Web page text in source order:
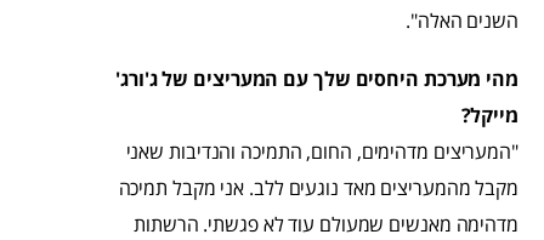
השנים האלה".
מהי מערכת היחסים שלך עם המעריצים של ג'ורג'
מייקל?
"המעריצים מדהימים, החום, התמיכה והנדיבות שאני
מקבל מהמעריצים מאד נוגעים ללב. אני מקבל תמיכה
מדהימה מאנשים שמעולם עוד לא פגשתי. הרשתות